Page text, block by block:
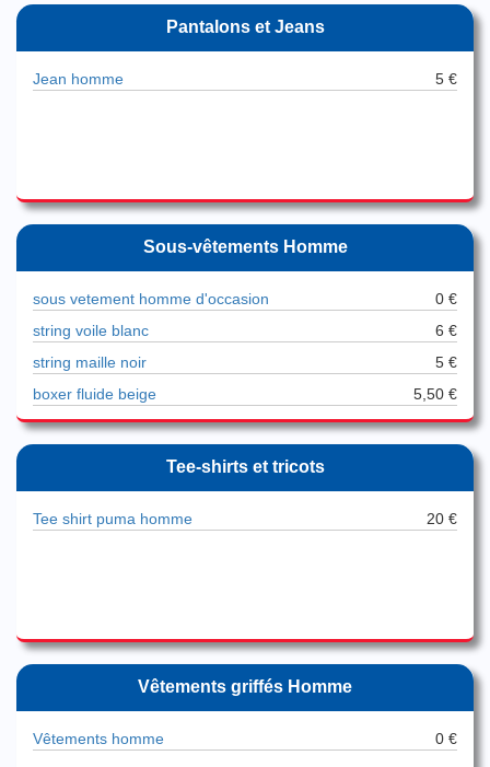
Pantalons et Jeans
5 €
Jean homme
Sous-vêtements Homme
0 €
sous vetement homme d'occasion
6 €
string voile blanc
5 €
string maille noir
5,50 €
boxer fluide beige
Tee-shirts et tricots
20 €
Tee shirt puma homme
Vêtements griffés Homme
0 €
Vêtements homme